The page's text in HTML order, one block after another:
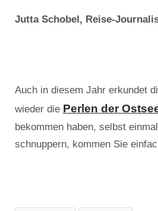
Jutta Schobel, Reise-
Auch in diesem Jahr erkundet
wieder die Perlen der
bekommen haben, selbst
schnuppern, kommen Sie